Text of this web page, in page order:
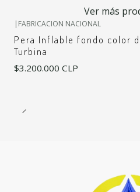
Ver más
| FABRICACION NACIONAL
Pera Inflable fondo color
Turbina
$3.200.000 CLP